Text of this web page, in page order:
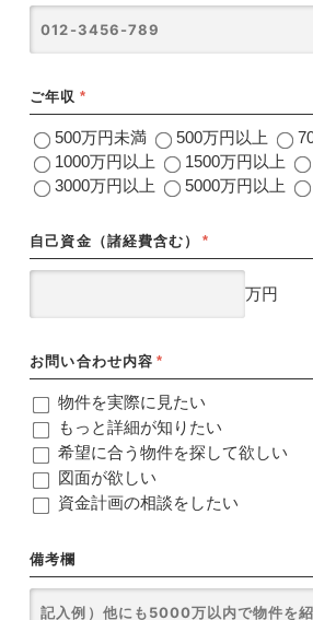
ご年収 *
500万円未満 500万円以上
1000万円以上
1500万円以上
3000万円以上
5000万円以上
自己資金（諸経費含む） *
万円
お問い合わせ内容 *
物件を実際に見たい
もっと詳細が知りたい
希望に合う物件を探して欲しい
図面が欲しい
資金計画の相談をしたい
備考欄